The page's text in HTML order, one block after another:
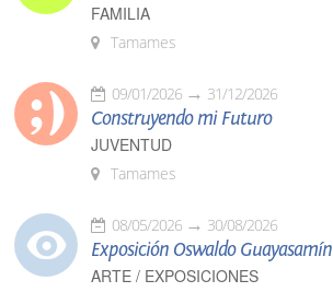
FAMILIA
Tamames
09/01/2026 31/12/2026
Construyendo mi Futuro
JUVENTUD
Tamames
08/05/2026 30/08/2026
Exposición Oswaldo Guayasamín
ARTE / EXPOSICIONES